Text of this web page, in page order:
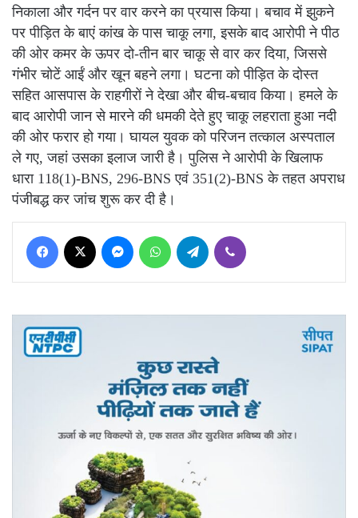
निकाला और गर्दन पर वार करने का प्रयास किया। बचाव में झुकने
पर पीड़ित के बाएं कांख के पास चाकू लगा, इसके बाद आरोपी ने पीठ
की ओर कमर के ऊपर दो-तीन बार चाकू से वार कर दिया, जिससे
गंभीर चोटें आईं और खून बहने लगा। घटना को पीड़ित के दोस्त
सहित आसपास के राहगीरों ने देखा और बीच-बचाव किया। हमले के
बाद आरोपी जान से मारने की धमकी देते हुए चाकू लहराता हुआ नदी
की ओर फरार हो गया। घायल युवक को परिजन तत्काल अस्पताल
ले गए, जहां उसका इलाज जारी है। पुलिस ने आरोपी के खिलाफ
धारा 118(1)-BNS, 296-BNS एवं 351(2)-BNS के तहत अपराध
पंजीबद्ध कर जांच शुरू कर दी है।
Facebook Messenger WhatsApp Telegram